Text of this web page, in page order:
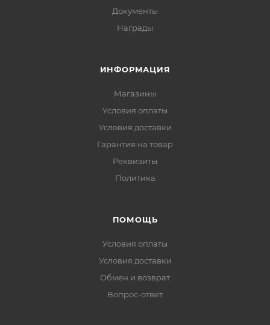
Документы
Награды
ИНФОРМАЦИЯ
Магазины
Условия оплаты
Условия доставки
Гарантия на товар
Реквизиты
Политика
ПОМОЩЬ
Условия оплаты
Условия доставки
Обмен и возврат
Вопрос-ответ